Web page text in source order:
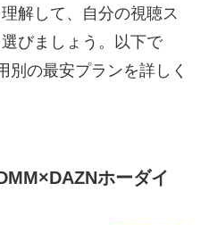
解して、自分の視聴ス
びましょう。以下で
別の最安プランを詳しく
ホーダイ